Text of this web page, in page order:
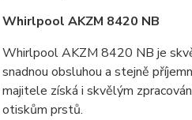
Whirlpool AKZM 8420 NB
Whirlpool AKZM 8420 NB je
snadnou obsluhou a stejně
majitele získá i skvělým
otiskům prstů.